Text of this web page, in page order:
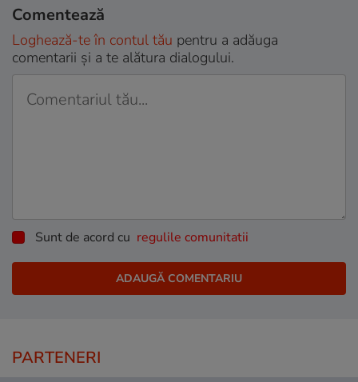
Comentează
Loghează-te în contul tău pentru a adăuga
comentarii și a te alătura dialogului.
Sunt de acord cu regulile comunitatii
PARTENERI